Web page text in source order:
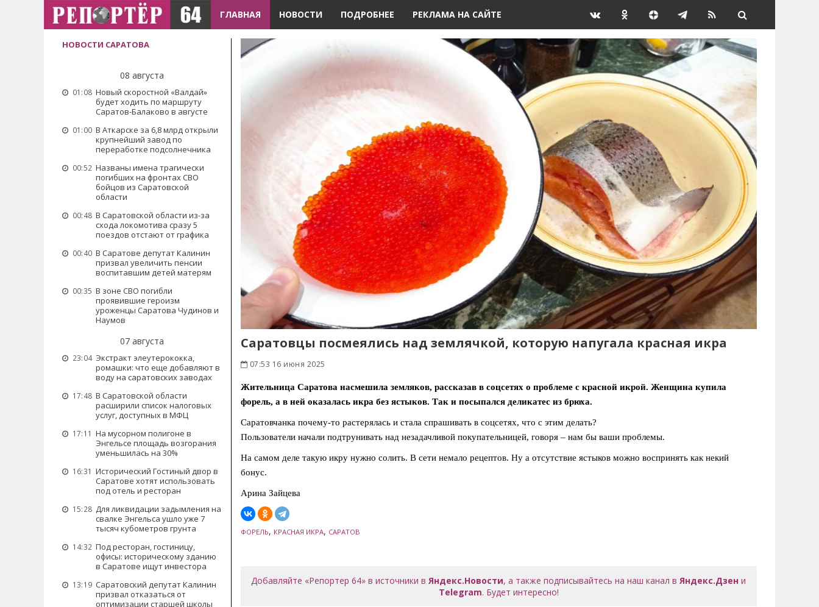
ГЛАВНАЯ НОВОСТИ ПОДРОБНЕЕ РЕКЛАМА НА САЙТЕ
НОВОСТИ САРАТОВА
08 августа
01:08 Новый скоростной «Валдай»
будет ходить по маршруту
Саратов-Балаково в августе
01:00 В Аткарске за 6,8 млрд открыли
крупнейший завод по
переработке подсолнечника
00:52 Названы имена трагически
погибших на фронтах СВО
бойцов из Саратовской
области
00:48 В Саратовской области из-за
схода локомотива сразу 5
поездов отстают от графика
00:40 В Саратове депутат Калинин
призвал увеличить пенсии
воспитавшим детей матерям
00:35 В зоне СВО погибли
проявившие героизм
уроженцы Саратова Чудинов и
Наумов
07 августа
23:04 Экстракт элеутерококка,
ромашки: что еще добавляют в
воду на саратовских заводах
17:48 В Саратовской области
расширили список налоговых
услуг, доступных в МФЦ
17:11 На мусорном полигоне в
Энгельсе площадь возгорания
уменьшилась на 30%
16:31 Исторический Гостиный двор в
Саратове хотят использовать
под отель и ресторан
15:28 Для ликвидации задымления на
свалке Энгельса ушло уже 7
тысяч кубометров грунта
14:32 Под ресторан, гостиницу,
офисы: историческому зданию
в Саратове ищут инвестора
13:19 Саратовский депутат Калинин
призвал отказаться от
оптимизации старшей школы
Саратовцы посмеялись над землячкой, которую напугала красная икра
07:53 16 июня 2025
Жительница Саратова насмешила земляков, рассказав в соцсетях о проблеме с красной икрой. Женщина купила
форель, а в ней оказалась икра без ястыков. Так и посыпался деликатес из брюха.
Саратовчанка почему-то растерялась и стала спрашивать в соцсетях, что с этим делать?
Пользователи начали подтрунивать над незадачливой покупательницей, говоря – нам бы ваши проблемы.
На самом деле такую икру нужно солить. В сети немало рецептов. Ну а отсутствие ястыков можно воспринять как некий
бонус.
Арина Зайцева
ФОРЕЛЬ, КРАСНАЯ ИКРА, САРАТОВ
Добавляйте «Репортер 64» в источники вЯндекс.Новости, а также подписывайтесь на наш канал вЯндекс.Дзен и
Telegram. Будет интересно!